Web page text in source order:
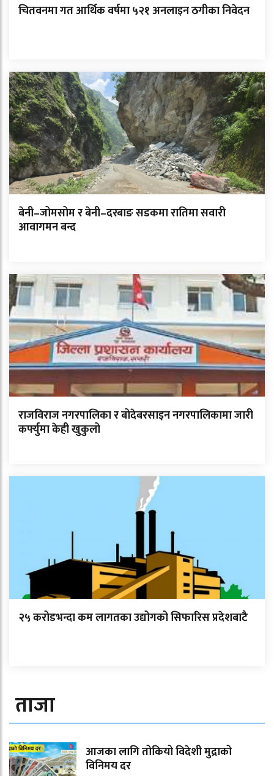
चितवनमा गत आर्थिक वर्षमा ५२१ अनलाइन ठगीका निवेदन
बेनी–जोमसोम र बेनी–दरबाङ सडकमा रातिमा सवारी
आवागमन बन्द
राजविराज नगरपालिका र बोदेबरसाइन नगरपालिकामा जारी
कर्फ्युमा केही खुकुलो
२५ करोडभन्दा कम लागतका उद्योगको सिफारिस प्रदेशबाटै
ताजा
आजका लागि तोकियो विदेशी मुद्राको
विनिमय दर